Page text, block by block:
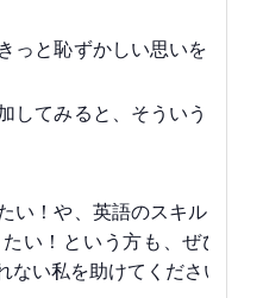
っと恥ずかしい思いをする
してみると、そういう不安
い！や、英語のスキルを保
い！という方も、ぜひご
ない私を助けてください。